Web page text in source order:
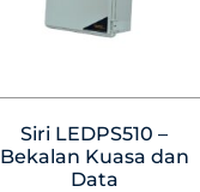
Siri LEDPS510 –
Bekalan Kuasa dan
Data